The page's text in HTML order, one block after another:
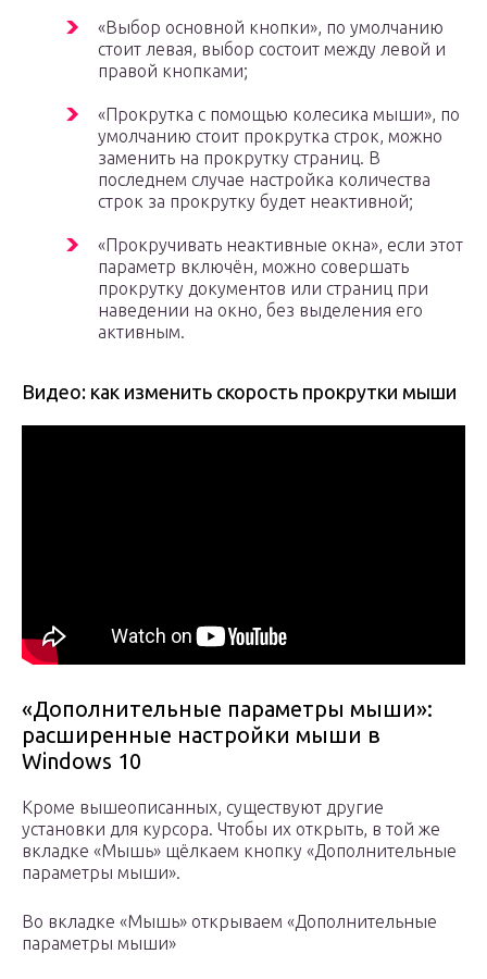
«Выбор основной кнопки», по умолчанию
стоит левая, выбор состоит между левой и
правой кнопками;
«Прокрутка с помощью колесика мыши», по
умолчанию стоит прокрутка строк, можно
заменить на прокрутку страниц. В
последнем случае настройка количества
строк за прокрутку будет неактивной;
«Прокручивать неактивные окна», если этот
параметр включён, можно совершать
прокрутку документов или страниц при
наведении на окно, без выделения его
активным.
Видео: как изменить скорость прокрутки мыши
«Дополнительные параметры мыши»:
расширенные настройки мыши в
Windows 10
Кроме вышеописанных, существуют другие
установки для курсора. Чтобы их открыть, в той же
вкладке «Мышь» щёлкаем кнопку «Дополнительные
параметры мыши».
Во вкладке «Мышь» открываем «Дополнительные
параметры мыши»